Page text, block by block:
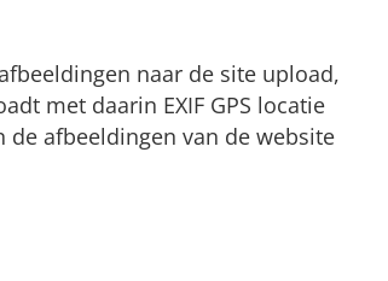
naar de site upload,
met daarin EXIF GPS locatie
de afbeeldingen van de website